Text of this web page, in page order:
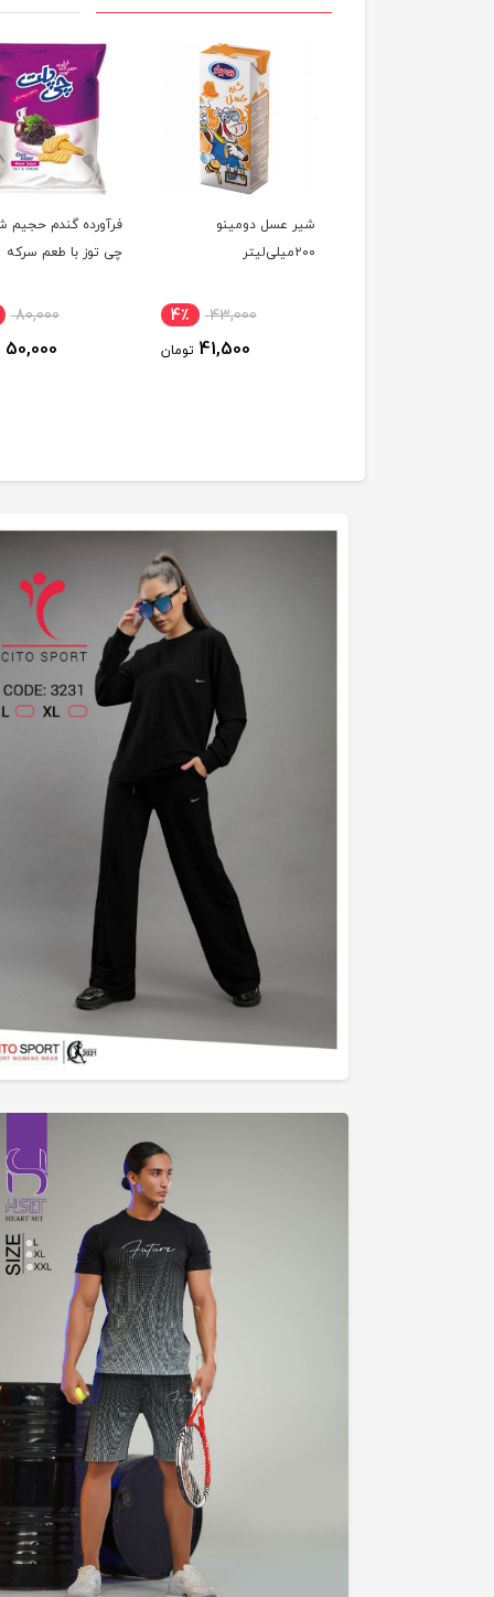
شیر عسل دومینو
۲۰۰میلی‌لیتر
43,000 4٪
41,500 تومان
فرآورده گندم حجیم
چی توز با طعم سرکه
80,000
50,000